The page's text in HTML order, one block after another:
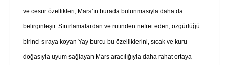
ve cesur özellikleri, Mars’ın burada bulunmasıyla daha da
belirginleşir. Sınırlamalardan ve rutinden nefret eden, özgürlüğü
birinci sıraya koyan Yay burcu bu özelliklerini, sıcak ve kuru
doğasıyla uyum sağlayan Mars aracılığıyla daha rahat ortaya